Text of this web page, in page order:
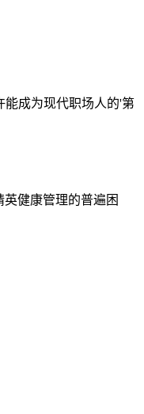
能成为现代职场人的'第
健康管理的普遍困